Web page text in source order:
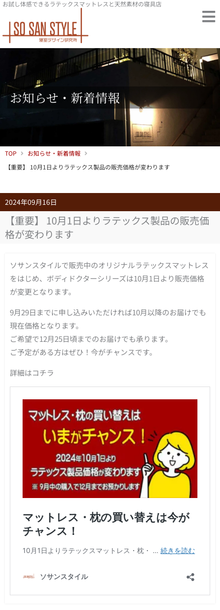
内
を
ス
プ
お試し体感できるラテックスマットレスと天然素材の寝具店
お知らせ・新着情報
TOP
お知らせ・新着情報
【重要】 10月1日よりラテックス製品の販売価格が変わります
2024年09月16日
【重要】 10月1日よりラテックス製品の販売価
格が変わります
ソサンスタイルで販売中のオリジナルラテックスマットレス
をはじめ、ボディドクターシリーズは10月1日より販売価格
が変更となります。
9月29日までに申し込みいただければ10月以降のお届けでも
現在価格となります。
ご希望で12月25日頃までのお届けでも承ります。
ご予定がある方はぜひ！今がチャンスです。
詳細はコチラ